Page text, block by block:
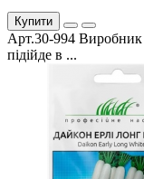
Купити
Арт.30-994 Виробник
підійде в ...